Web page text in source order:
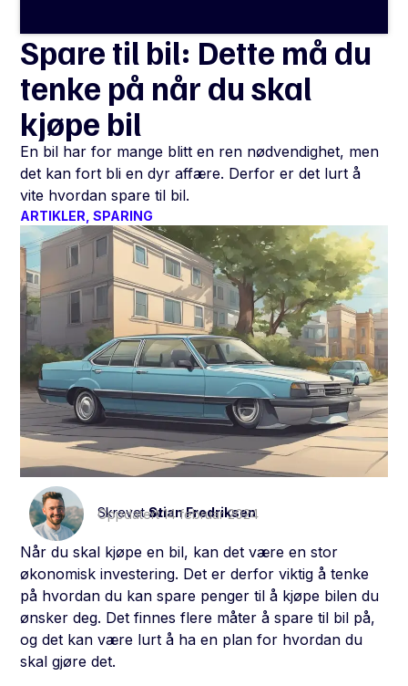
Spare til bil: Dette må du
tenke på når du skal
kjøpe bil
En bil har for mange blitt en ren nødvendighet, men
det kan fort bli en dyr affære. Derfor er det lurt å
vite hvordan spare til bil.
ARTIKLER ,SPARING
Skrevet avStian Fredriksen
Oppdatert 14 februar 2024
Når du skal kjøpe en bil, kan det være en stor
økonomisk investering. Det er derfor viktig å tenke
på hvordan du kan spare penger til å kjøpe bilen du
ønsker deg. Det finnes flere måter å spare til bil på,
og det kan være lurt å ha en plan for hvordan du
skal gjøre det.